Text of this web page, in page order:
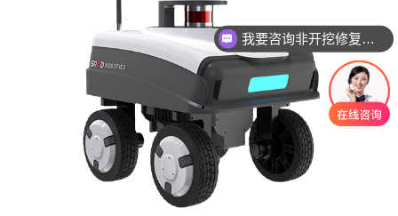
我要咨询非开挖修复设备